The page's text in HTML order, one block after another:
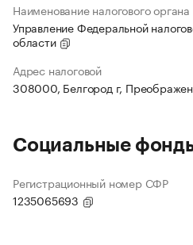
Наименование налогового органа
Управление Федеральной
области
Адрес налоговой
308000, Белгород г,
Социальные
Регистрационный номер СФР
1235065693